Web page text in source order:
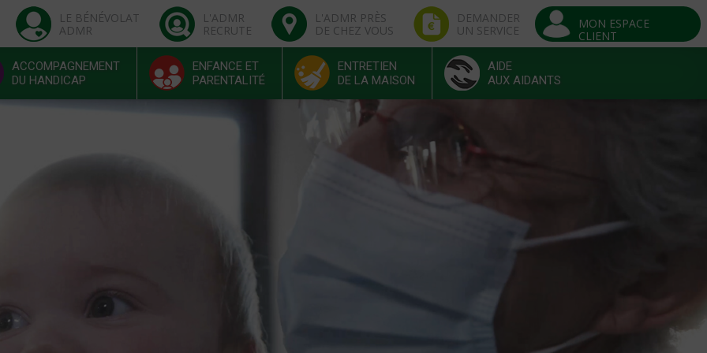
LE BÉNÉVOLAT
ADMR
L'ADMR
RECRUTE
L'ADMR PRÈS
DE CHEZ VOUS
DEMANDER
UN SERVICE
MON ESPACE
CLIENT
ACCOMPAGNEMENT
DU HANDICAP
ENFANCE ET
PARENTALITÉ
ENTRETIEN
DE LA MAISON
AIDE
AUX AIDANTS